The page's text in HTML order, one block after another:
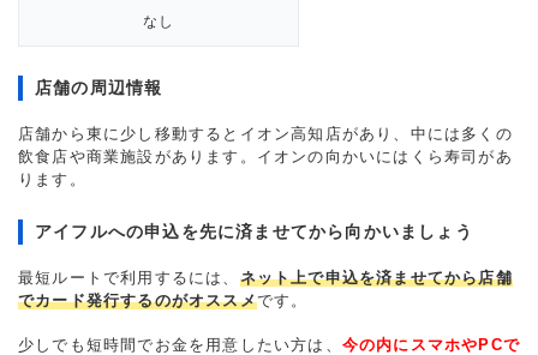
なし
店舗の周辺情報
店舗から東に少し移動するとイオン高知店があり、中には多くの
飲食店や商業施設があります。イオンの向かいにはくら寿司があ
ります。
アイフルへの申込を先に済ませてから向かいましょう
最短ルートで利用するには、 ネット上で申込を済ませてから店舗
でカード発行するのがオススメです。
少しでも短時間でお金を用意したい方は、 今の内にスマホやPCで